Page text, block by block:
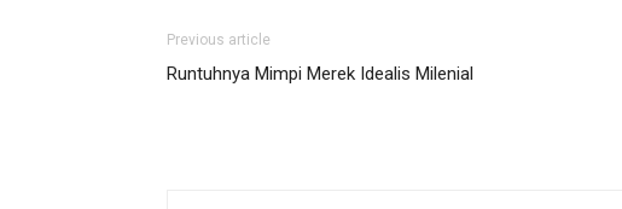
Previous article
Runtuhnya Mimpi Merek Idealis Milenial